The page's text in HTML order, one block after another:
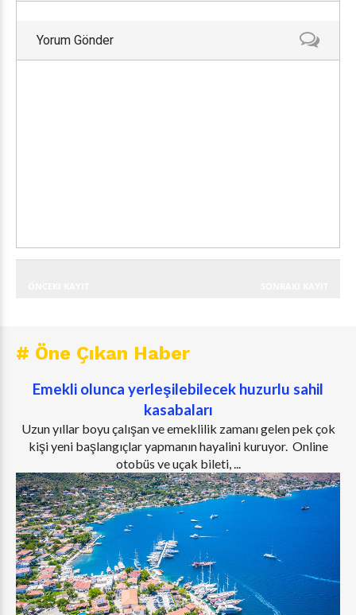
Yorum Gönder
# Öne Çıkan Haber
Emekli olunca yerleşilebilecek huzurlu sahil
kasabaları
Uzun yıllar boyu çalışan ve emeklilik zamanı gelen pek çok
kişi yeni başlangıçlar yapmanın hayalini kuruyor. Online
otobüs ve uçak bileti, ...